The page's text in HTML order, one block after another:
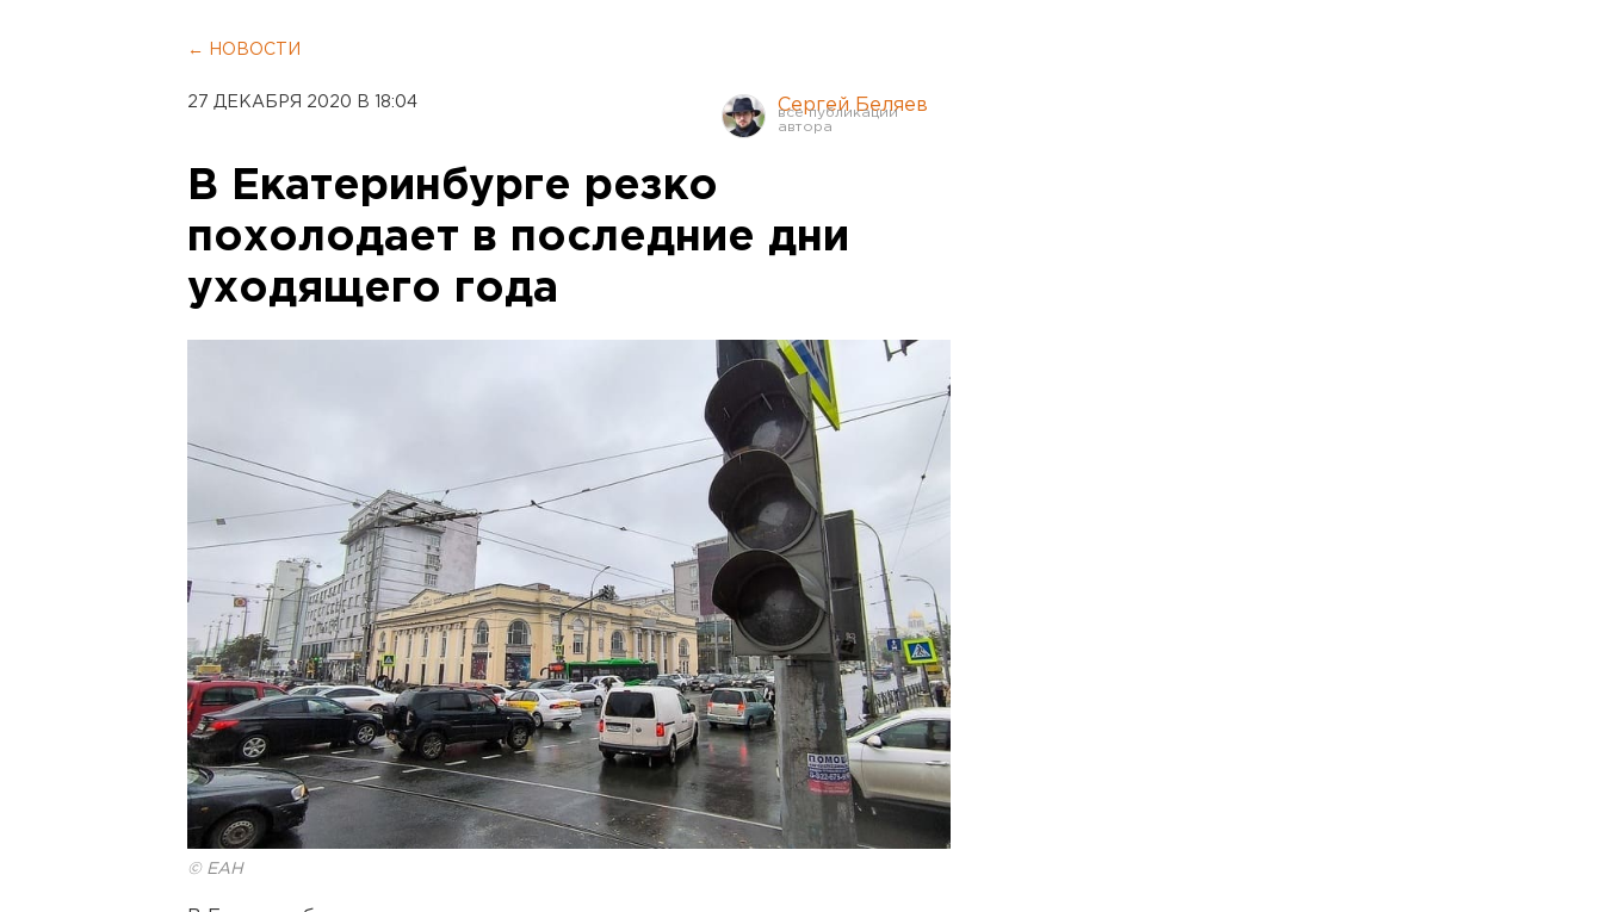
← НОВОСТИ
27 ДЕКАБРЯ 2020 В 18:04 Сергей Беляев
В Екатеринбурге резко
похолодает в последние дни
уходящего года
© ЕАН